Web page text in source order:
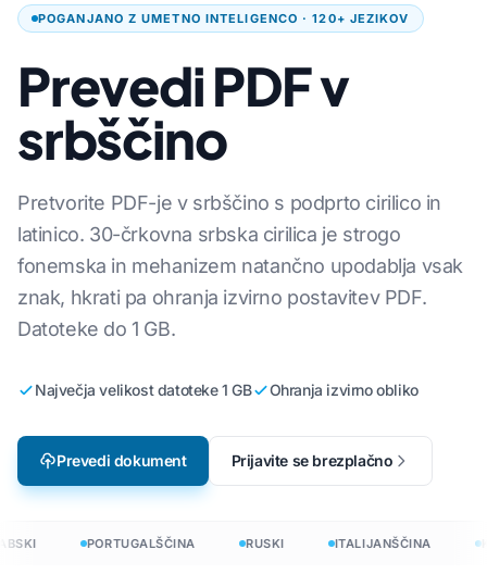
POGANJANO Z UMETNO INTELIGENCO · 120+ JEZIKOV
Prevedi PDF v
srbščino
Pretvorite PDF-je v srbščino s podprto cirilico in
latinico. 30-črkovna srbska cirilica je strogo
fonemska in mehanizem natančno upodablja vsak
znak, hkrati pa ohranja izvirno postavitev PDF.
Datoteke do 1 GB.
Največja velikost datoteke 1 GB Ohranja izvirno obliko
Prevedi dokument Prijavite se brezplačno
PORTUGALŠČINA RUSKI ITALIJANŠČINA